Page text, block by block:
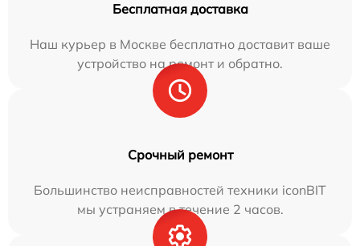
Бесплатная доставка
Наш курьер в Москве бесплатно доставит ваше
устройство на ремонт и обратно.
Срочный ремонт
Большинство неисправностей техники iconBIT
мы устраняем в течение 2 часов.